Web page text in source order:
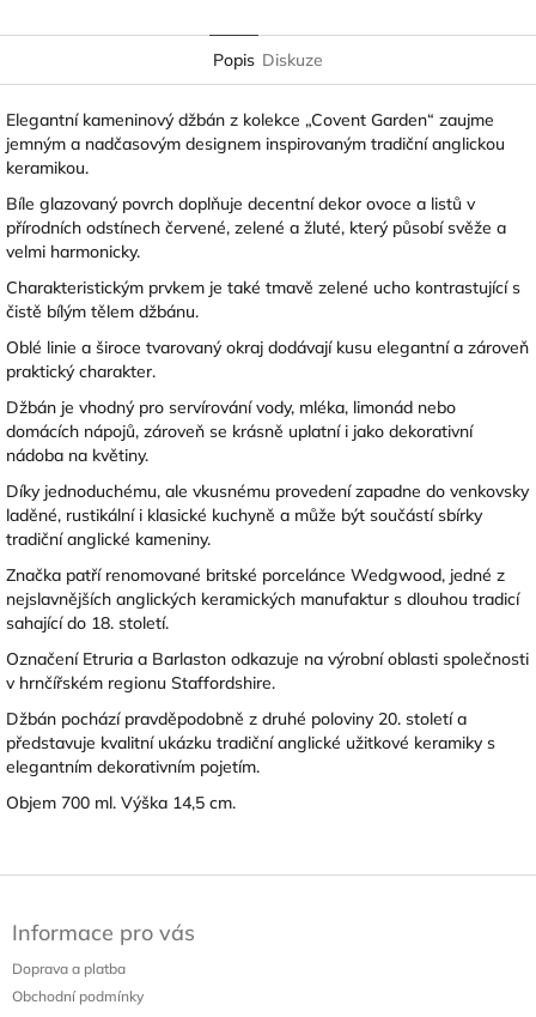
Popis Diskuze
Elegantní kameninový džbán z kolekce „Covent Garden“ zaujme
jemným a nadčasovým designem inspirovaným tradiční anglickou
keramikou.
Bíle glazovaný povrch doplňuje decentní dekor ovoce a listů v
přírodních odstínech červené, zelené a žluté, který působí svěže a
velmi harmonicky.
Charakteristickým prvkem je také tmavě zelené ucho kontrastující s
čistě bílým tělem džbánu.
Oblé linie a široce tvarovaný okraj dodávají kusu elegantní a zároveň
praktický charakter.
Džbán je vhodný pro servírování vody, mléka, limonád nebo
domácích nápojů, zároveň se krásně uplatní i jako dekorativní
nádoba na květiny.
Díky jednoduchému, ale vkusnému provedení zapadne do venkovsky
laděné, rustikální i klasické kuchyně a může být součástí sbírky
tradiční anglické kameniny.
Značka patří renomované britské porcelánce Wedgwood, jedné z
nejslavnějších anglických keramických manufaktur s dlouhou tradicí
sahající do 18. století.
Označení Etruria a Barlaston odkazuje na výrobní oblasti společnosti
v hrnčířském regionu Staffordshire.
Džbán pochází pravděpodobně z druhé poloviny 20. století a
představuje kvalitní ukázku tradiční anglické užitkové keramiky s
elegantním dekorativním pojetím.
Objem 700 ml. Výška 14,5 cm.
Informace pro vás
Doprava a platba
Obchodní podmínky